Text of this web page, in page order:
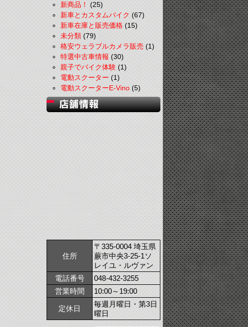
新商品！(25)
新車とカスタムバイク(67)
新車在庫と販売価格(15)
未分類(79)
格安ウェラブルカメラ販売(1)
特選中古車情報(30)
親子でバイク体験(1)
電動スクーター(1)
電動スクーターE-Vino(5)
住所
〒335-0004 埼玉県
蕨市中央3-25-1ソ
レイユ・ルヴァン
電話番号
048-432-3255
営業時間
10:00～19:00
定休日
毎週月曜日・第3日
曜日